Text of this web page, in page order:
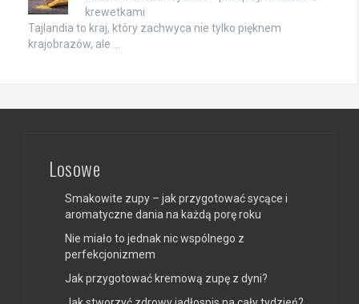
krewetkami
Tajlandia to kraj, który zachwyca nie tylko pięknem
krajobrazów, ale …
Losowe
Smakowite zupy – jak przygotować sycące i
aromatyczne dania na każdą porę roku
Nie miało to jednak nic wspólnego z
perfekcjonizmem
Jak przygotować kremową zupę z dyni?